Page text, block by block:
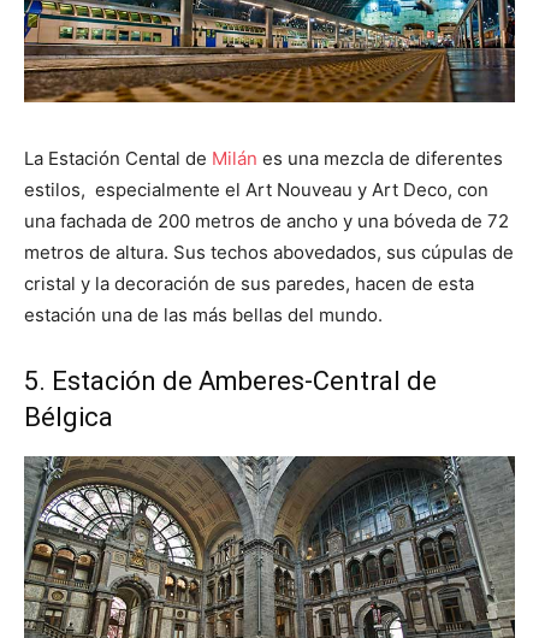
La Estación Cental de Milán es una mezcla de diferentes
estilos, especialmente el Art Nouveau y Art Deco, con
una fachada de 200 metros de ancho y una bóveda de 72
metros de altura. Sus techos abovedados, sus cúpulas de
cristal y la decoración de sus paredes, hacen de esta
estación una de las más bellas del mundo.
5. Estación de Amberes-Central de
Bélgica